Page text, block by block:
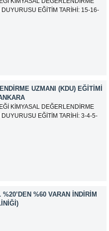
EĞİTİM TARİHİ: 15-16-
UZMANI (KDU) EĞITIMI
KİMYASAL DEĞERLENDİRME
EĞİTİM TARİHİ: 3-4-5-
%60 VARAN İNDIRIM